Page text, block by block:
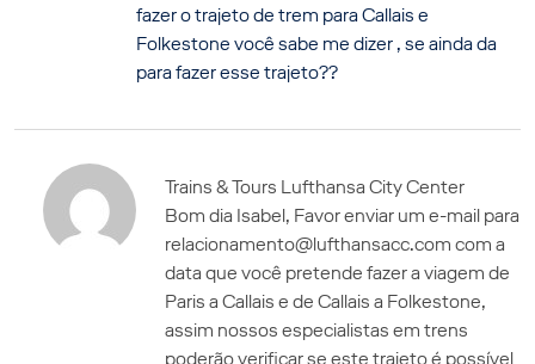
fazer o trajeto de trem para Callais e
Folkestone você sabe me dizer , se ainda da
para fazer esse trajeto??
Trains & Tours Lufthansa City Center
Bom dia Isabel, Favor enviar um e-mail para
relacionamento@lufthansacc.com com a
data que você pretende fazer a viagem de
Paris a Callais e de Callais a Folkestone,
assim nossos especialistas em trens
poderão verificar se este trajeto é possível